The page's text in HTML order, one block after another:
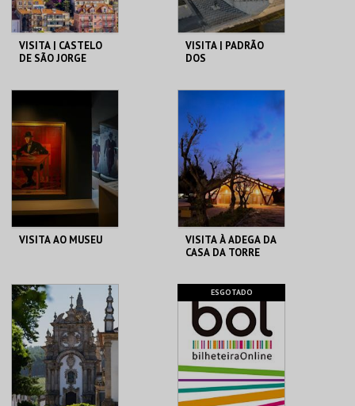
VISITA | CASTELO
DE SÃO JORGE
JORGE
MAIS INFO
COMPRAR
VISITA | PADRÃO
DOS
DESCOBRIMENTOS
MAIS INFO
COMPRAR
VISITA AO MUSEU
CASA FERNANDO
PESSOA
MAIS INFO
COMPRAR
VISITA À ADEGA DA
CASA DA TORRE
ADEGA DA CASA DA
TORRE
MAIS INFO
COMPRAR
ESGOTADO